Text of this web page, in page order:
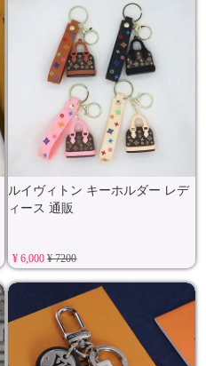
ルイヴィトン キーホルダー レデ
ィース 通販
¥ 6,000¥ 7200